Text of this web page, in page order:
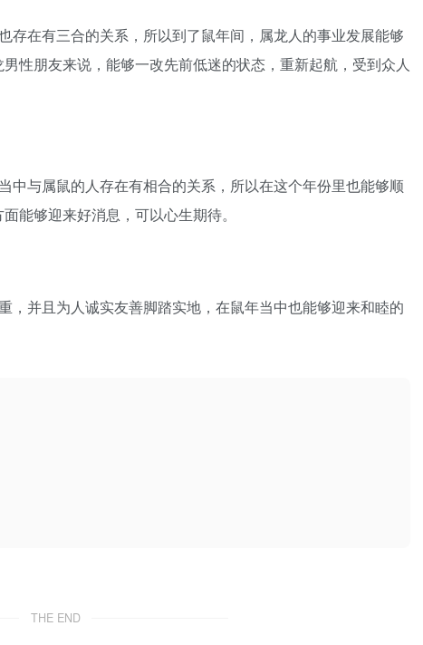
存在有三合的关系，所以到了鼠年间，属龙人的事业发展能够
性朋友来说，能够一改先前低迷的状态，重新起航，受到众人
中与属鼠的人存在有相合的关系，所以在这个年份里也能够顺
能够迎来好消息，可以心生期待。
，并且为人诚实友善脚踏实地，在鼠年当中也能够迎来和睦的
THE END